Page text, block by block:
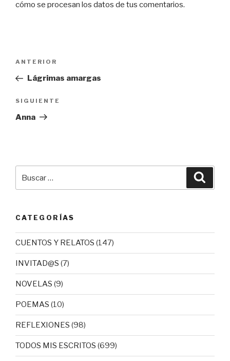
cómo se procesan los datos de tus comentarios.
entradas
Entrada
anterior:
ANTERIOR
Lágrimas amargas
Siguiente
entrada
SIGUIENTE
Anna
por:
CATEGORÍAS
CUENTOS Y RELATOS (147)
INVITAD@S (7)
NOVELAS (9)
POEMAS (10)
REFLEXIONES (98)
TODOS MIS ESCRITOS (699)